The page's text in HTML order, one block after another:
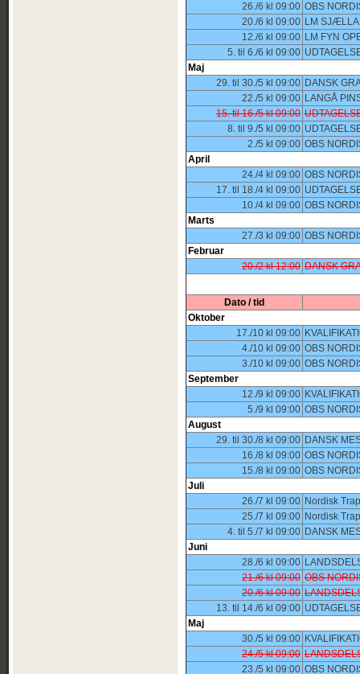
26./6 kl 09:00 OBS
20./6 kl 09:00 LM
12./6 kl 09:00 LM FYN
5. til 6./6 kl 09:00
Maj
29. til 30./5 kl 09:00 DANSK
22./5 kl 09:00 LANGÅ
15. til 16./5 kl 09:00
8. til 9./5 kl 09:00
2./5 kl 09:00 OBS
April
24./4 kl 09:00 OBS
17. til 18./4 kl 09:00
10./4 kl 09:00 OBS
Marts
27./3 kl 09:00 OBS
Februar
20./2 kl 12:00 DANSK
Dato / tid
Oktober
17./10 kl 09:00
4./10 kl 09:00 OBS
3./10 kl 09:00 OBS
September
12./9 kl 09:00
5./9 kl 09:00 OBS
August
29. til 30./8 kl 09:00 DANSK
16./8 kl 09:00 OBS
15./8 kl 09:00 OBS
Juli
26./7 kl 09:00 Nordisk
25./7 kl 09:00 Nordisk
4. til 5./7 kl 09:00 DANSK
Juni
28./6 kl 09:00
21./6 kl 09:00 OBS
20./6 kl 09:00
13. til 14./6 kl 09:00
Maj
30./5 kl 09:00
24./5 kl 09:00
23./5 kl 09:00 OBS